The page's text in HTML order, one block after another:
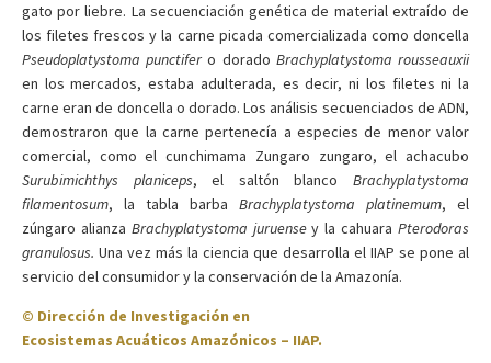
gato por liebre. La secuenciación genética de material extraído de
los filetes frescos y la carne picada comercializada como doncella
Pseudoplatystoma punctifero dorado Brachyplatystoma rousseauxii
en los mercados, estaba adulterada, es decir, ni los filetes ni la
carne eran de doncella o dorado. Los análisis secuenciados de ADN,
demostraron que la carne pertenecía a especies de menor valor
comercial, como el cunchimama Zungaro zungaro, el achacubo
Surubimichthys planiceps, el saltón blancoBrachyplatystoma
filamentosum, la tabla barba Brachyplatystoma platinemum, el
zúngaro alianza Brachyplatystoma juruensey la cahuaraPterodoras
granulosus. Una vez más la ciencia que desarrolla el IIAP se pone al
servicio del consumidor y la conservación de la Amazonía.
© Dirección de Investigación en
Ecosistemas Acuáticos Amazónicos – IIAP.